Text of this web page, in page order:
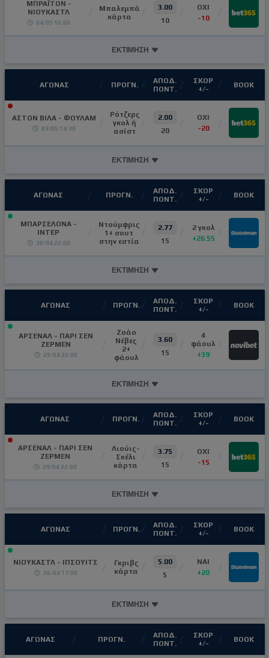
ΜΠΡΑΪΤΟΝ -
ΝΙΟΥΚΑΣΤΛ
04/05 16:00
Μπαλεμπά
κάρτα
3.00
10
ΟΧΙ
-10
ΕΚΤΙΜΗΣΗ
ΑΓΩΝΑΣ ΠΡΟΓΝ.
ΑΠΟΔ.
ΠΟΝΤ.
ΣΚΟΡ
+/-
ΒΟΟΚ
ΑΣΤΟΝ ΒΙΛΑ - ΦΟΥΛΑΜ
03/05 14:30
Ρότζερς
γκολ ή
ασίστ
2.00
20
ΟΧΙ
-20
ΕΚΤΙΜΗΣΗ
ΑΓΩΝΑΣ ΠΡΟΓΝ.
ΑΠΟΔ.
ΠΟΝΤ.
ΣΚΟΡ
+/-
ΒΟΟΚ
ΜΠΑΡΣΕΛΟΝΑ -
ΙΝΤΕΡ
30/04 22:00
Ντούμφρις
1+ σουτ
στην εστία
2.77
15
2 γκολ
+26.55
ΕΚΤΙΜΗΣΗ
ΑΓΩΝΑΣ ΠΡΟΓΝ.
ΑΠΟΔ.
ΠΟΝΤ.
ΣΚΟΡ
+/-
ΒΟΟΚ
ΑΡΣΕΝΑΛ - ΠΑΡΙ ΣΕΝ
ΖΕΡΜΕΝ
29/04 22:00
Ζοάο
Νέβες
2+
φάουλ
3.60
15
4
φάουλ
+39
ΕΚΤΙΜΗΣΗ
ΑΓΩΝΑΣ ΠΡΟΓΝ.
ΑΠΟΔ.
ΠΟΝΤ.
ΣΚΟΡ
+/-
ΒΟΟΚ
ΑΡΣΕΝΑΛ - ΠΑΡΙ ΣΕΝ
ΖΕΡΜΕΝ
29/04 22:00
Λιούις-
Σκέλι
κάρτα
3.75
15
OXI
-15
ΕΚΤΙΜΗΣΗ
ΑΓΩΝΑΣ ΠΡΟΓΝ.
ΑΠΟΔ.
ΠΟΝΤ.
ΣΚΟΡ
+/-
ΒΟΟΚ
ΝΙΟΥΚΑΣΤΛ - ΙΠΣΟΥΙΤΣ
26/04 17:00
Γκριβς
κάρτα
5.00
5
NAI
+20
ΕΚΤΙΜΗΣΗ
ΑΓΩΝΑΣ ΠΡΟΓΝ.
ΑΠΟΔ.
ΠΟΝΤ.
ΣΚΟΡ
+/-
ΒΟΟΚ